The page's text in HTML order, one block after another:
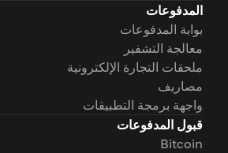
المدفوعات
بوابة المدفوعات
معالجة التشفير
ملحقات التجارة الإلكترونية
مصاريف
واجهة برمجة التطبيقات
قبول المدفوعات
Bitcoin